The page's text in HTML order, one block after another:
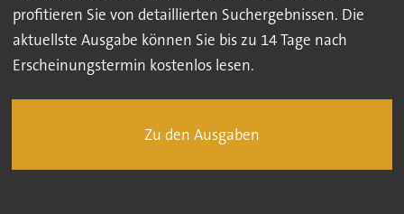
profitieren Sie von detaillierten Suchergebnissen. Die
aktuellste Ausgabe können Sie bis zu 14 Tage nach
Erscheinungstermin kostenlos lesen.
Zu den Ausgaben